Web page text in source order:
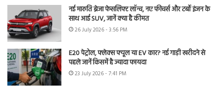
नई मारुति ब्रेजा फेसलिफ्ट लॉन्च, नए फीचर्स और टर्बो इंजन के
साथ आई SUV, जानें क्या है कीमत
26 July 2026 - 3:56 PM
E20 पेट्रोल, फ्लेक्स फ्यूल या EV कार? नई गाड़ी खरीदने से
पहले जानें किसमें है ज्यादा फायदा
23 July 2026 - 7:41 PM